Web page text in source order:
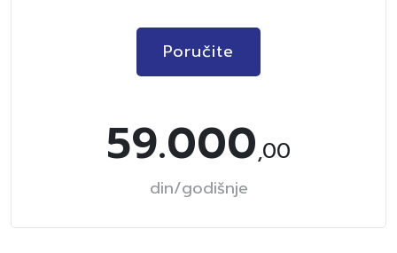
Poručite
59.000,00
din/godišnje